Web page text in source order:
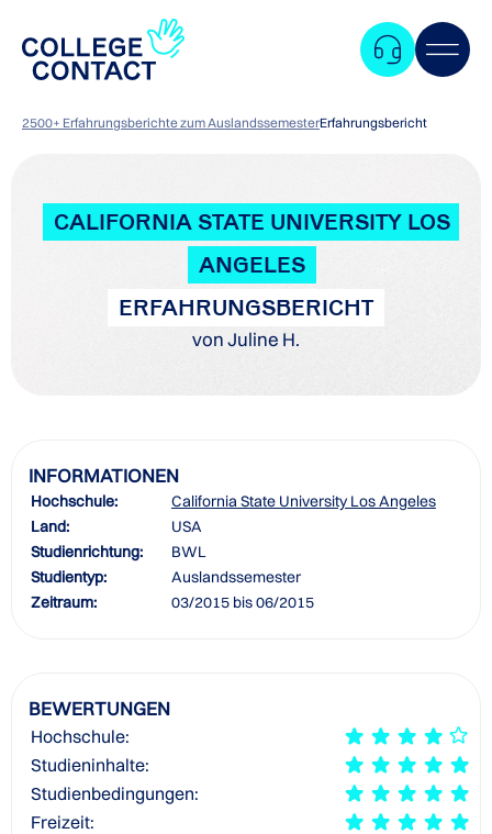
2500+ Erfahrungsberichte zum AuslandssemesterErfahrungsbericht
CALIFORNIA STATE UNIVERSITY LOS
ANGELES
ERFAHRUNGSBERICHT
von Juline H.
INFORMATIONEN
Hochschule:
California State University Los Angeles
Land:
USA
Studienrichtung:
BWL
Studientyp:
Auslandssemester
Zeitraum:
03/2015 bis 06/2015
BEWERTUNGEN
Hochschule:
Studieninhalte:
Studienbedingungen:
Freizeit: